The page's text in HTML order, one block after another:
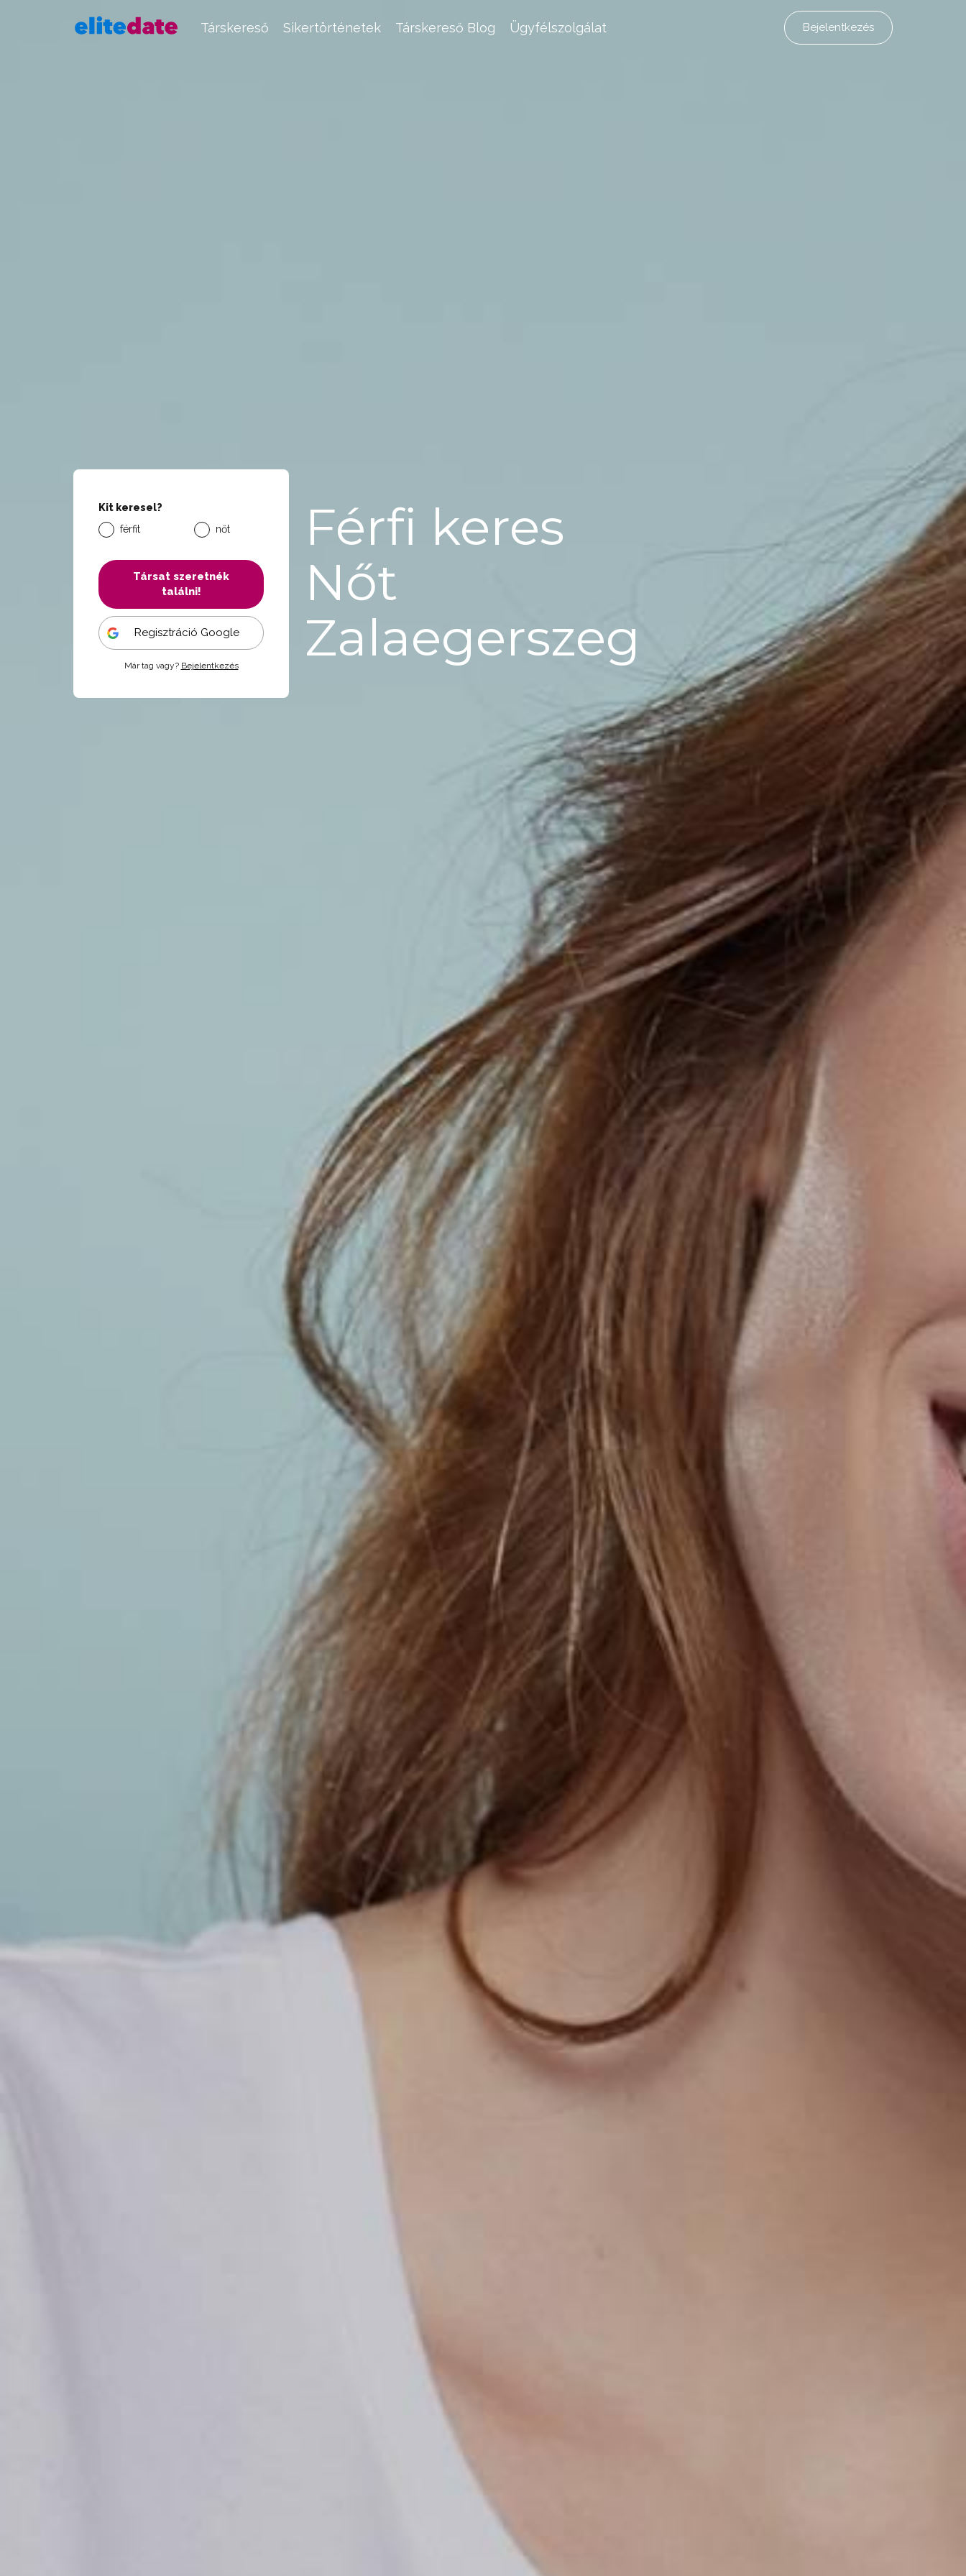
Társkereső Sikertörténetek Társkereső Blog Ügyfélszolgálat Bejelentkezés
Kit keresel?
férfit
nőt
Társat szeretnék
találni!
Regisztráció Google
Már tag vagy? Bejelentkezés
Férfi keres
Nőt
Zalaegerszeg